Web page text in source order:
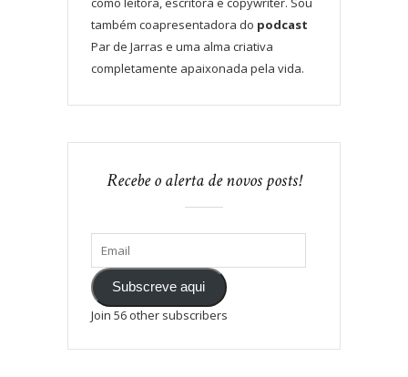
também coapresentadora do podcast
Par de Jarras e uma alma criativa
completamente apaixonada pela vida.
Recebe o alerta de novos posts!
Subscreve aqui
Join 56 other subscribers